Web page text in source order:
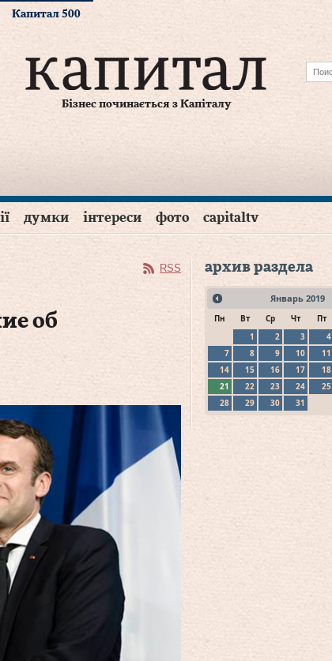
Капитал 500
Бізнес починається з Капіталу
думки інтереси фото capitaltv
RSS
об
архив раздела
Январь 2019
Пн Вт Ср Чт Пт
1
2 3 4
7
8 9 10 11
14
15 16 17 18
21
22 23 24 25
28
29 30 31